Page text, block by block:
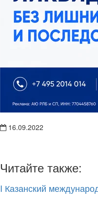
16.09.2022
Читайте также:
I Казанский